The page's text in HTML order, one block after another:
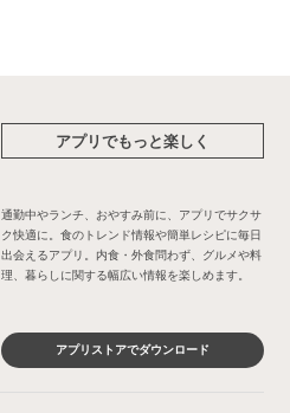
アプリでもっと楽しく
通勤中やランチ、おやすみ前に、アプリでサクサ
ク快適に。食のトレンド情報や簡単レシピに毎日
出会えるアプリ。内食・外食問わず、グルメや料
理、暮らしに関する幅広い情報を楽しめます。
アプリストアでダウンロード